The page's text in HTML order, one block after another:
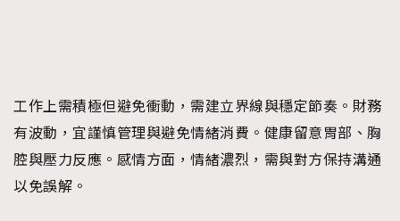
工作上需積極但避免衝動，需建立界線與穩定節奏。財務
有波動，宜謹慎管理與避免情緒消費。健康留意胃部、胸
腔與壓力反應。感情方面，情緒濃烈，需與對方保持溝通
以免誤解。